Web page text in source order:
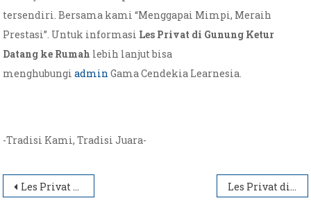
tersendiri. Bersama kami “Menggapai Mimpi, Meraih
Prestasi”. Untuk informasi Les Privat di Gunung Ketur
Datang ke Rumah lebih lanjut bisa
menghubungiadmin Gama Cendekia Learnesia.
-Tradisi Kami, Tradisi Juara-
Post
Les Privat di Pakualaman Datang ke Rumah Les Privat di Giwangan Datang ke Rumah